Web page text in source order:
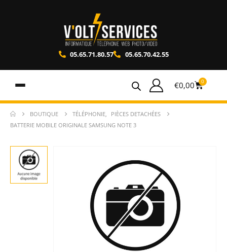
05.65.71.80.57 05.65.70.42.55
€0,00 0
BOUTIQUE TÉLÉPHONIE,
PIÈCES DETACHÉES
BATTERIE MOBILE ORIGINALE SAMSUNG NOTE 3